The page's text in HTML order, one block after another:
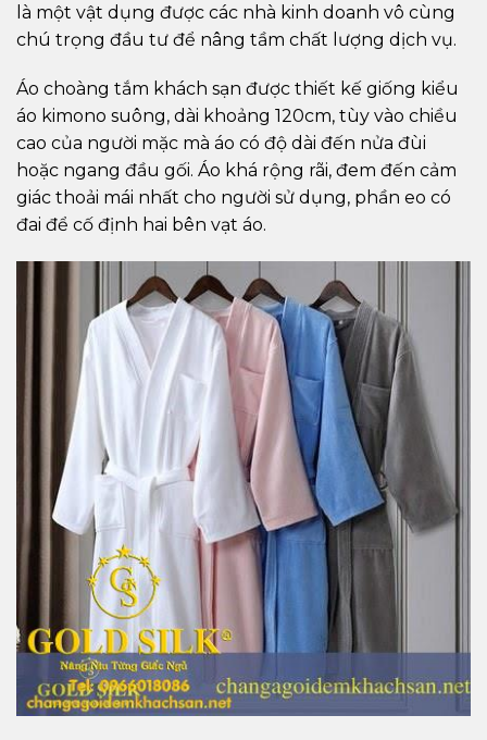
là một vật dụng được các nhà kinh doanh vô cùng
chú trọng đầu tư để nâng tầm chất lượng dịch vụ.
Áo choàng tắm khách sạn được thiết kế giống kiểu
áo kimono suông, dài khoảng 120cm, tùy vào chiều
cao của người mặc mà áo có độ dài đến nửa đùi
hoặc ngang đầu gối. Áo khá rộng rãi, đem đến cảm
giác thoải mái nhất cho người sử dụng, phần eo có
đai để cố định hai bên vạt áo.